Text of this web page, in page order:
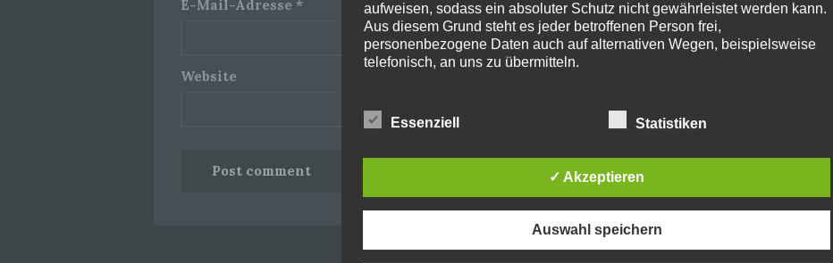
E-Mail-Adresse *
Website
aufweisen, sodass ein absoluter Schutz nicht gewährleistet werden kann.
Aus diesem Grund steht es jeder betroffenen Person frei,
personenbezogene Daten auch auf alternativen Wegen, beispielsweise
telefonisch, an uns zu übermitteln.
Die Datenschutzerklärung beruht auf den Begrifflichkeiten, die durch den
Grundverordnung (DS-GVO) verwendet wurden. Unsere Datenschutzerklärung
soll sowohl für die Öffentlichkeit als auch für unsere Kunden und
gewährleisten, möchten wir vorab die verwendeten Begrifflichkeiten erläutern.
Wir verwenden in dieser Datenschutzerklärung unter anderem die
folgenden Begriffe:
Essenziell Statistiken
✓ Akzeptieren
Auswahl speichern